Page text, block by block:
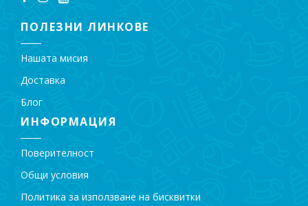
ПОЛЕЗНИ ЛИНКОВЕ
Нашата мисия
Доставка
Блог
ИНФОРМАЦИЯ
Поверителност
Общи условия
Политика за използване на бисквитки